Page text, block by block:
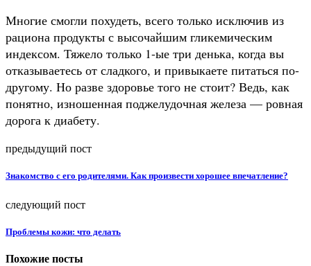
Многие смогли похудеть, всего только исключив из
рациона продукты с высочайшим гликемическим
индексом. Тяжело только 1-ые три денька, когда вы
отказываетесь от сладкого, и привыкаете питаться по-
другому. Но разве здоровье того не стоит? Ведь, как
понятно, изношенная поджелудочная железа — ровная
дорога к диабету.
предыдущий пост
Знакомство с его родителями. Как произвести хорошее впечатление?
следующий пост
Проблемы кожи: что делать
Похожие посты